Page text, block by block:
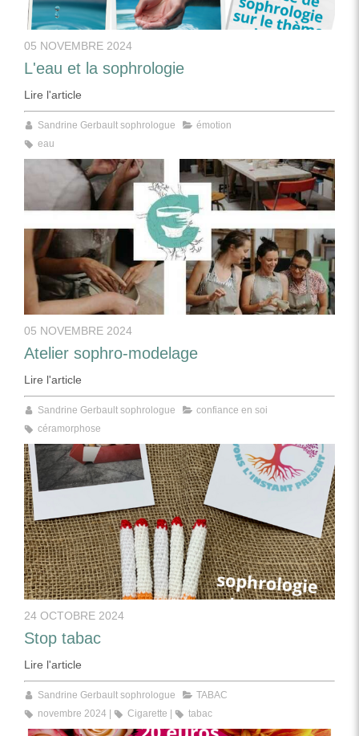
05 NOVEMBRE 2024
L'eau et la sophrologie
Lire l'article
Sandrine Gerbault sophrologue
émotion
eau
05 NOVEMBRE 2024
Atelier sophro-modelage
Lire l'article
Sandrine Gerbault sophrologue
confiance en soi
céramorphose
24 OCTOBRE 2024
Stop tabac
Lire l'article
Sandrine Gerbault sophrologue
TABAC
novembre 2024
Cigarette tabac